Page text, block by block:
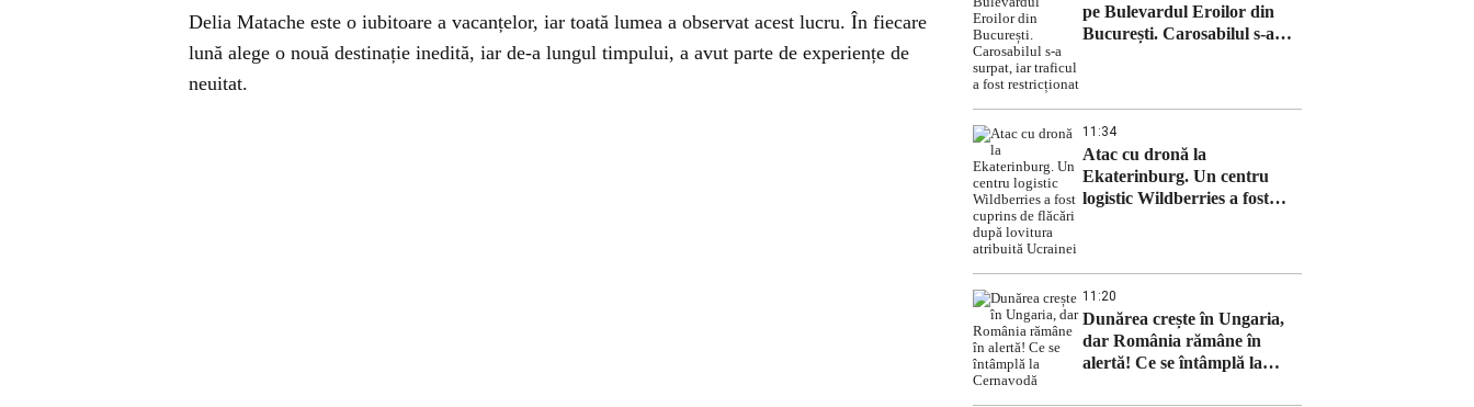
Delia Matache este o iubitoare a vacanțelor, iar toată lumea a observat acest lucru. În fiecare
lună alege o nouă destinație inedită, iar de-a lungul timpului, a avut parte de experiențe de
neuitat.
pe Bulevardul Eroilor din
București. Carosabilul s-a
11:34
Atac cu dronă la
Ekaterinburg. Un centru
logistic Wildberries a fost
11:20
Dunărea crește în Ungaria,
dar România rămâne în
alertă! Ce se întâmplă la